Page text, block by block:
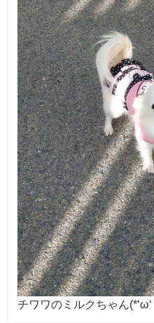
チワワのミルクちゃん(*‘ω‘